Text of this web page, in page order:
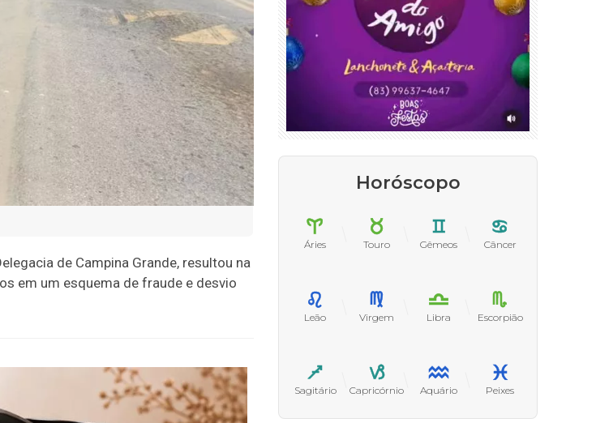
de Campina Grande, resultou na
em um esquema de fraude e desvio
Horóscopo
Áries Touro Gêmeos Câncer
Leão Virgem Libra Escorpião
Sagitário Capricórnio Aquário Peixes